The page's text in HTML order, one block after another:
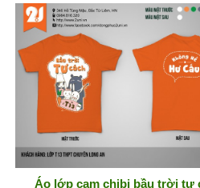
Áo lớp cam chibi bầu trời tư